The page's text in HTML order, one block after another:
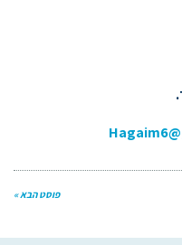
פוסט הבא »